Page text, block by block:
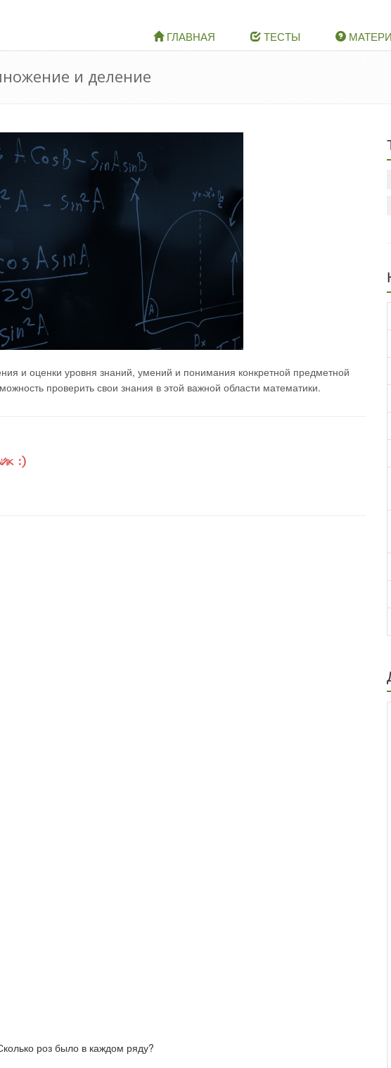
ГЛАВНАЯ ТЕСТЫ
и деление
и оценки уровня знаний, умений и понимания конкретной предметной
проверить свои знания в этой важной области математики.
роз было в каждом ряду?